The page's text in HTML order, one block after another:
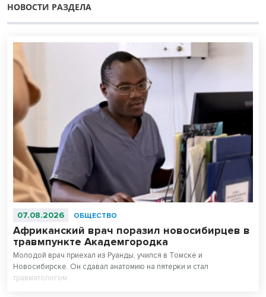
НОВОСТИ РАЗДЕЛА
07.08.2026 ОБЩЕСТВО
Африканский врач поразил новосибирцев в
травмпункте Академгородка
Молодой врач приехал из Руанды, учился в Томске и
Новосибирске. Он сдавал анатомию на пятерки и стал
травматологом.